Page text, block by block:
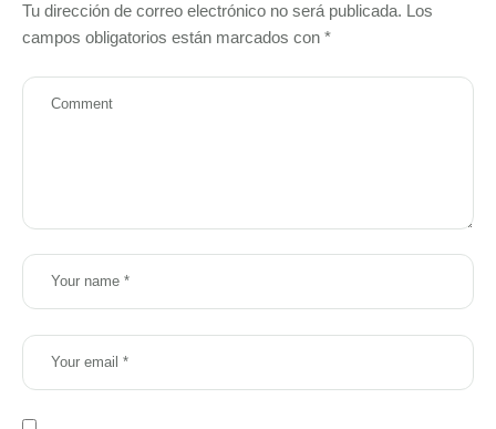
Tu dirección de correo electrónico no será publicada. Los
campos obligatorios están marcados con *